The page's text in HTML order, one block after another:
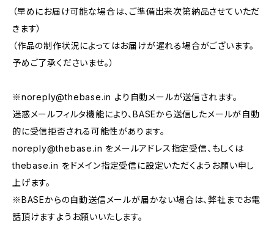
（早めにお届け可能な場合は、ご準備出来次第納品させていただ
きます）
（作品の制作状況によってはお届けが遅れる場合がございます。
予めご了承くださいませ。）
※noreply@thebase.in より自動メールが送信されます。
迷惑メールフィルタ機能により、BASEから送信したメールが自動
的に受信拒否される可能性があります。
noreply@thebase.in をメールアドレス指定受信、もしくは
thebase.in をドメイン指定受信に設定いただくようお願い申し
上げます。
※BASEからの自動送信メールが届かない場合は、弊社までお電
話頂けますようお願いいたします。